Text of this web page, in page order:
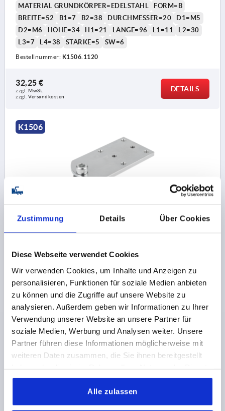
Zustimmung Details Über Cookies
Diese Webseite verwendet Cookies
Wir verwenden Cookies, um Inhalte und Anzeigen zu
personalisieren, Funktionen für soziale Medien anbieten
zu können und die Zugriffe auf unsere Website zu
analysieren. Außerdem geben wir Informationen zu Ihrer
Verwendung unserer Website an unsere Partner für
soziale Medien, Werbung und Analysen weiter. Unsere
Partner führen diese Informationen möglicherweise mit
weiteren Daten zusammen, die Sie ihnen bereitgestellt
gesammelt haben.
Alle zulassen
MATERIAL GRUNDKÖRPER=EDELSTAHL
FORM=B
BREITE=52
B1=7 B2=38 DURCHMESSER=20
D1=M5
D2=M6
HÖHE=34 H1=21 LÄNGE=96 L1=11
L2=30
L3=7
L4=38 STÄRKE=5 SW=6
Bestellnummer: K1506.1120
32,25 €
zzgl. MwSt.
zzgl. Versandkosten
DETAILS
K1506
B=52 FORM:B, STAHL BRÜNIERT, KOMP:STAHL
BRÜNIERT
MATERIAL GRUNDKÖRPER=STAHL
HÖHE=41
H1=28 LÄNGE=96 L1=11 L2=30
L3=7
L4=38
STÄRKE=5 SW=6
K1506.0128
37,85 €
zzgl. MwSt.
zzgl. Versandkosten
DETAILS